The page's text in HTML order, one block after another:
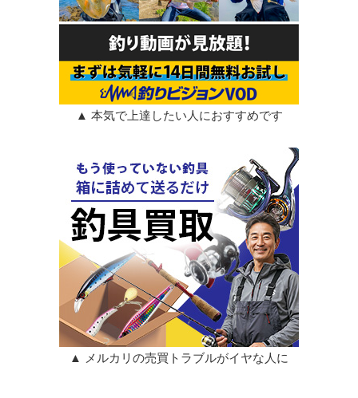
▲ 本気で上達したい人におすすめです
▲ メルカリの売買トラブルがイヤな人に